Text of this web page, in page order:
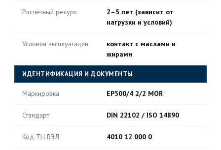
Расчётный ресурс
2–5 лет (зависит от
нагрузки и условий)
Условия эксплуатации
контакт с маслами и
жирами
ИДЕНТИФИКАЦИЯ И ДОКУМЕНТЫ
Маркировка EP500/4 2/2 MOR
Стандарт DIN 22102 / ISO 14890
Код ТН ВЭД 4010 12 000 0